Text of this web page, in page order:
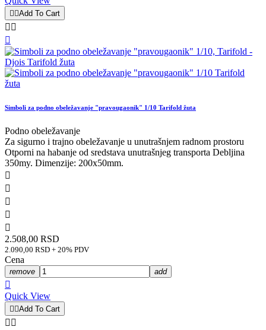
Add To Cart
 

Simboli za podno obeležavanje "pravougaonik" 1/10 Tarifold žuta
Podno obeležavanje
Za sigurno i trajno obeležavanje u unutrašnjem radnom prostoru
Otporni na habanje od sredstava unutrašnjeg transporta Debljina
350my. Dimenzije: 200x50mm.





2.508,00 RSD
2.090,00 RSD + 20% PDV
Cena
remove add

Quick View
Add To Cart
 